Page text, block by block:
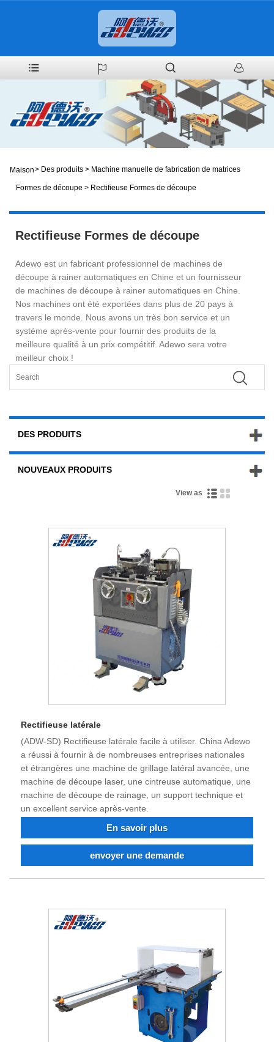
Maison> Des produits > Machine manuelle de fabrication de matrices
Formes de découpe > Rectifieuse Formes de découpe
Rectifieuse Formes de découpe
Adewo est un fabricant professionnel de machines de
découpe à rainer automatiques en Chine et un fournisseur
de machines de découpe à rainer automatiques en Chine.
Nos machines ont été exportées dans plus de 20 pays à
travers le monde. Nous avons un très bon service et un
système après-vente pour fournir des produits de la
meilleure qualité à un prix compétitif. Adewo sera votre
meilleur choix !
DES PRODUITS
NOUVEAUX PRODUITS
View as
Rectifieuse latérale
(ADW-SD) Rectifieuse latérale facile à utiliser. China Adewo
a réussi à fournir à de nombreuses entreprises nationales
et étrangères une machine de grillage latéral avancée, une
machine de découpe laser, une cintreuse automatique, une
machine de découpe de rainage, un support technique et
un excellent service après-vente.
En savoir plus
envoyer une demande